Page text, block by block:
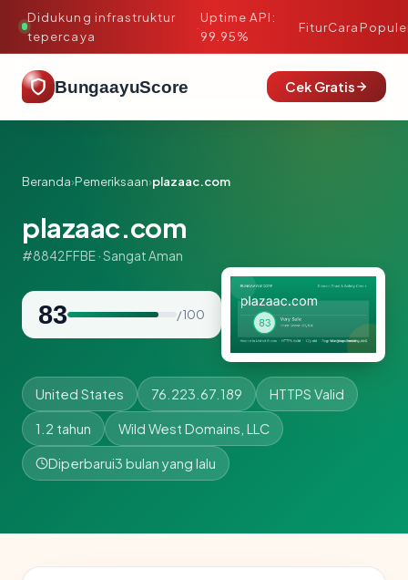
Didukung infrastruktur
tepercaya
·
Uptime API:
99.95%
FiturCara
BungaayuScore Cek Gratis
Beranda›Pemeriksaan›plazaac.com
plazaac.com
#8842FFBE · Sangat Aman
83 / 100
United States 76.223.67.189 HTTPS Valid
1.2 tahun Wild West Domains, LLC
Diperbarui3 bulan yang lalu